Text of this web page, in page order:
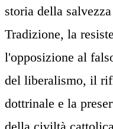
storia della
Tradizione, la
l'opposizione al
del liberalismo, il
dottrinale e la